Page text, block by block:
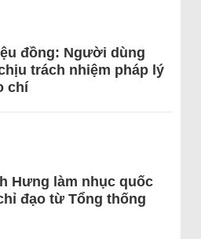
đồng: Người dùng
trách nhiệm pháp lý
chí
Hưng làm nhục quốc
đạo từ Tổng thống